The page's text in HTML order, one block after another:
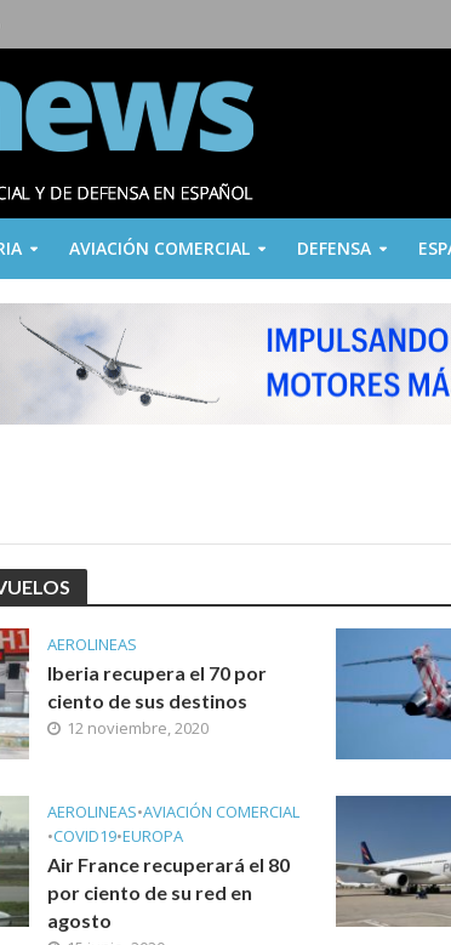
AVIACIÓN COMERCIAL DEFENSA
AEROLINEAS
Iberia recupera el 70 por
ciento de sus destinos
12 noviembre, 2020
AEROLINEAS•AVIACIÓN COMERCIAL
•COVID19•EUROPA
Air France recuperará el 80
por ciento de su red en
agosto